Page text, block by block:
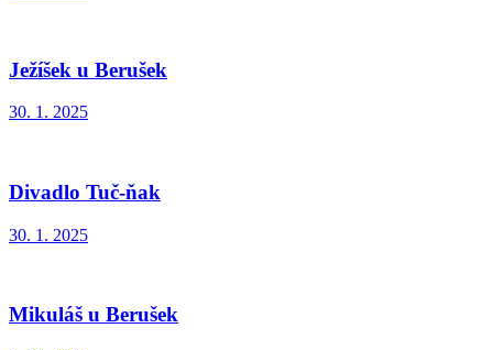
Ježíšek u Berušek
30. 1. 2025
Divadlo Tuč-ňak
30. 1. 2025
Mikuláš u Berušek